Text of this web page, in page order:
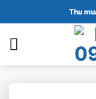
qua
nội
Thu